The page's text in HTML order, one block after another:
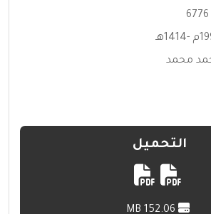
6776
محمد
التحميل